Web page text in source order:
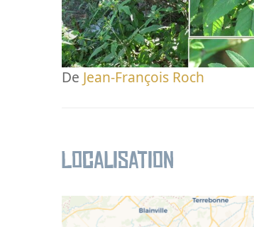
De Jean-François Roch
Localisation